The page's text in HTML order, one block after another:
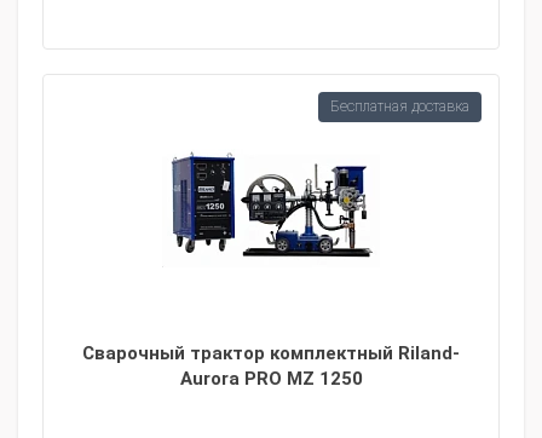
Сварочный трактор комплектный Riland-
Aurora PRO MZ 1250
Бесплатная доставка